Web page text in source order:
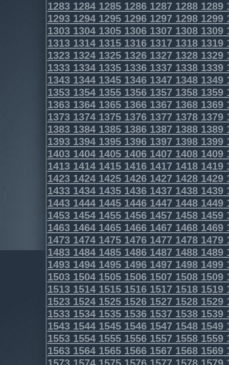
1283128412851286128712881289
1293129412951296129712981299
1303130413051306130713081309
1313131413151316131713181319
1323132413251326132713281329
1333133413351336133713381339
1343134413451346134713481349
1353135413551356135713581359
1363136413651366136713681369
1373137413751376137713781379
1383138413851386138713881389
1393139413951396139713981399
1403140414051406140714081409
1413141414151416141714181419
1423142414251426142714281429
1433143414351436143714381439
1443144414451446144714481449
1453145414551456145714581459
1463146414651466146714681469
1473147414751476147714781479
1483148414851486148714881489
1493149414951496149714981499
1503150415051506150715081509
1513151415151516151715181519
1523152415251526152715281529
1533153415351536153715381539
1543154415451546154715481549
1553155415551556155715581559
1563156415651566156715681569